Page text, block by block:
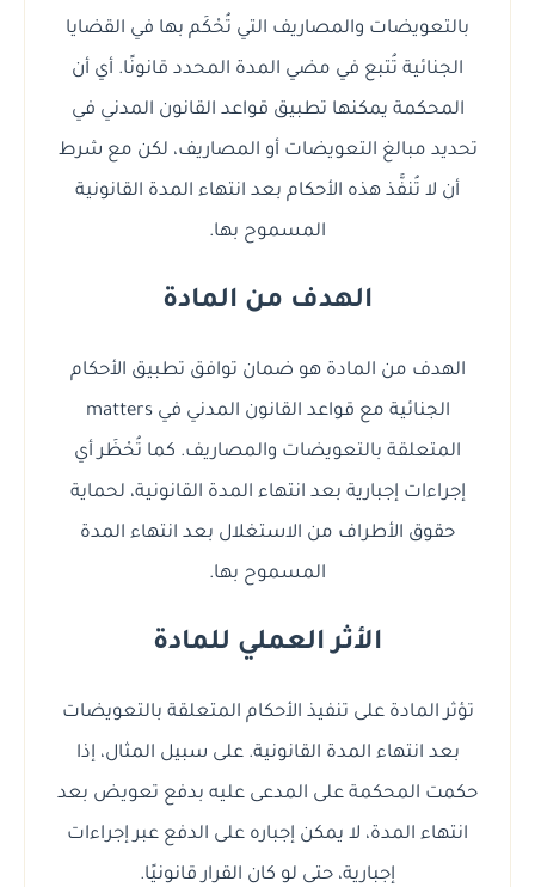
بالتعويضات والمصاريف التي تُحْكَم بها في القضايا
الجنائية تُتبع في مضي المدة المحدد قانونًا. أي أن
المحكمة يمكنها تطبيق قواعد القانون المدني في
تحديد مبالغ التعويضات أو المصاريف، لكن مع شرط
أن لا تُنفَّذ هذه الأحكام بعد انتهاء المدة القانونية
المسموح بها.
الهدف من المادة
الهدف من المادة هو ضمان توافق تطبيق الأحكام
الجنائية مع قواعد القانون المدني في matters
المتعلقة بالتعويضات والمصاريف. كما تُحْظَر أي
إجراءات إجبارية بعد انتهاء المدة القانونية، لحماية
حقوق الأطراف من الاستغلال بعد انتهاء المدة
المسموح بها.
الأثر العملي للمادة
تؤثر المادة على تنفيذ الأحكام المتعلقة بالتعويضات
بعد انتهاء المدة القانونية. على سبيل المثال، إذا
حكمت المحكمة على المدعى عليه بدفع تعويض بعد
انتهاء المدة، لا يمكن إجباره على الدفع عبر إجراءات
إجبارية، حتى لو كان القرار قانونيًا.